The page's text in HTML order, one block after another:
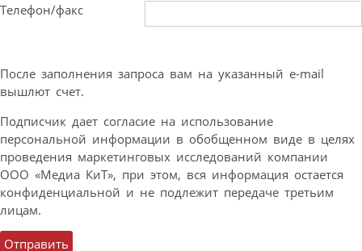
Телефон/факс
После заполнения запроса вам на указанный e-mail
вышлют счет.
Подписчик дает согласие на использование
персональной информации в обобщенном виде в целях
проведения маркетинговых исследований компании
ООО «Медиа КиТ», при этом, вся информация остается
конфиденциальной и не подлежит передаче третьим
лицам.